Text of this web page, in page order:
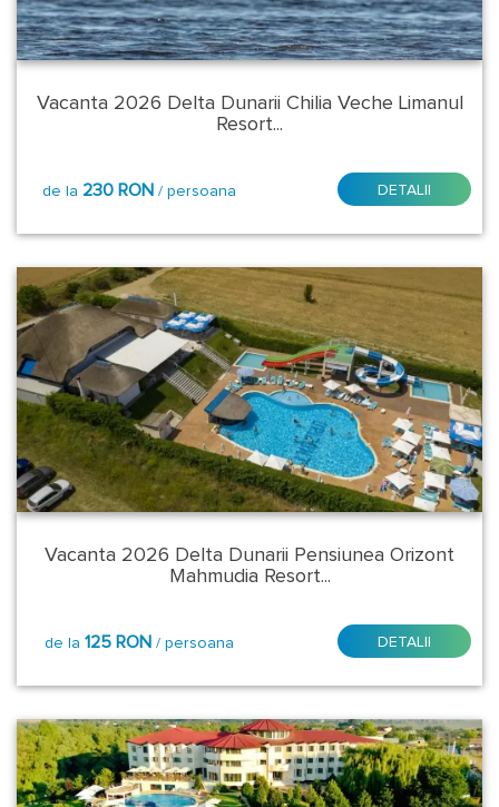
Vacanta 2026 Delta Dunarii Chilia Veche Limanul
Resort...
de la 230 RON / persoana DETALII
Vacanta 2026 Delta Dunarii Pensiunea Orizont
Mahmudia Resort...
de la 125 RON / persoana DETALII